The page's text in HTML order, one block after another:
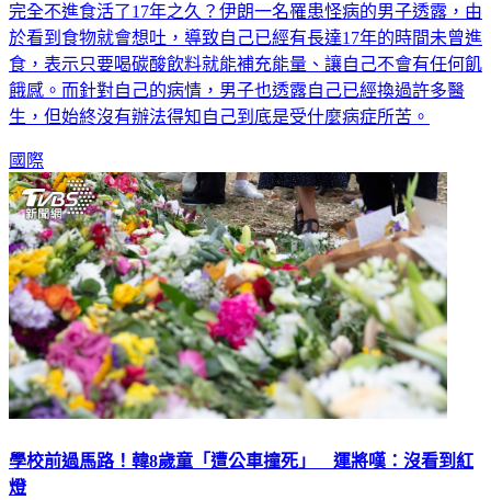
完全不進食活了17年之久？伊朗一名罹患怪病的男子透露，由
於看到食物就會想吐，導致自己已經有長達17年的時間未曾進
食，表示只要喝碳酸飲料就能補充能量、讓自己不會有任何飢
餓感。而針對自己的病情，男子也透露自己已經換過許多醫
生，但始終沒有辦法得知自己到底是受什麼病症所苦。
國際
學校前過馬路！韓8歲童「遭公車撞死」 運將嘆：沒看到紅
燈